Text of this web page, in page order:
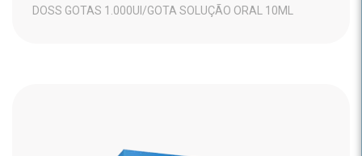
DOSS GOTAS 1.000UI/GOTA SOLUÇÃO ORAL 10ML